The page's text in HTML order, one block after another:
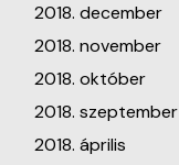
2018. december
2018. november
2018. október
2018. szeptember
2018. április